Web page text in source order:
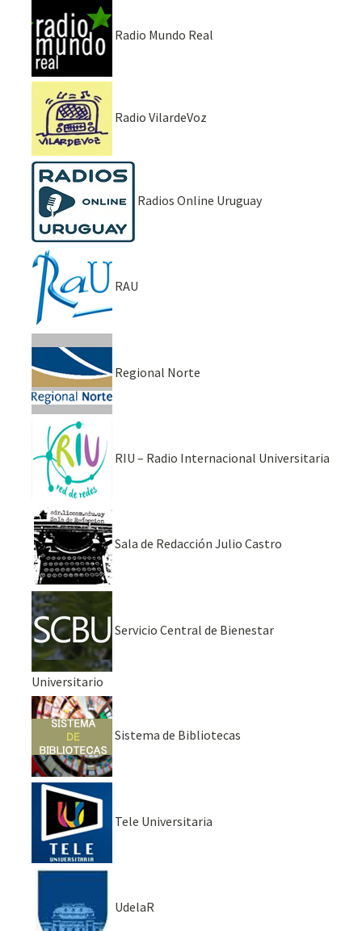
Radio Mundo Real
Radio VilardeVoz
Radios Online Uruguay
RAU
Regional Norte
RIU – Radio Internacional Universitaria
Sala de Redacción Julio Castro
Servicio Central de Bienestar
Universitario
Sistema de Bibliotecas
Tele Universitaria
UdelaR